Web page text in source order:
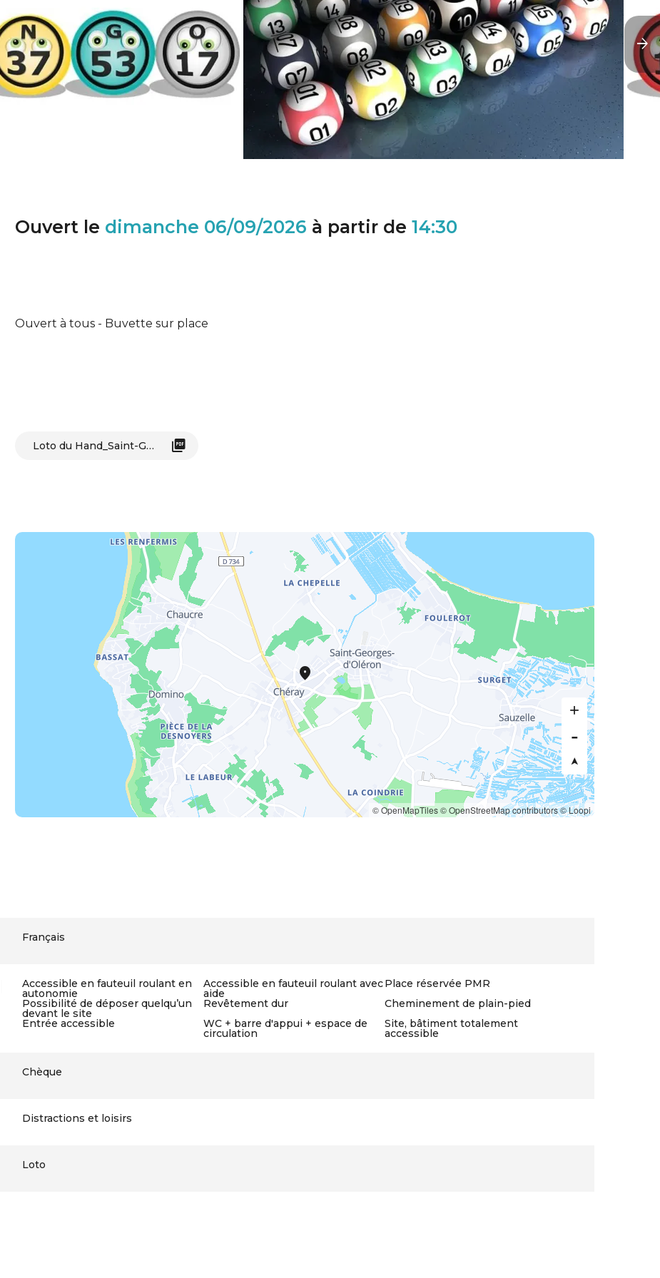
Ouvert le dimanche 06/09/2026 à partir de 14:30
Ouvert à tous - Buvette sur place
Loto du Hand_Saint-Georges-d'Oléron
© OpenMapTiles© OpenStreetMap contributors© Loopi
Français
Accessible en fauteuil roulant en
autonomie
Accessible en fauteuil roulant avec
aide
Place réservée PMR
Possibilité de déposer quelqu’un
devant le site
Revêtement dur
Cheminement de plain-pied
Entrée accessible
WC + barre d'appui + espace de
circulation
Site, bâtiment totalement
accessible
Chèque
Distractions et loisirs
Loto